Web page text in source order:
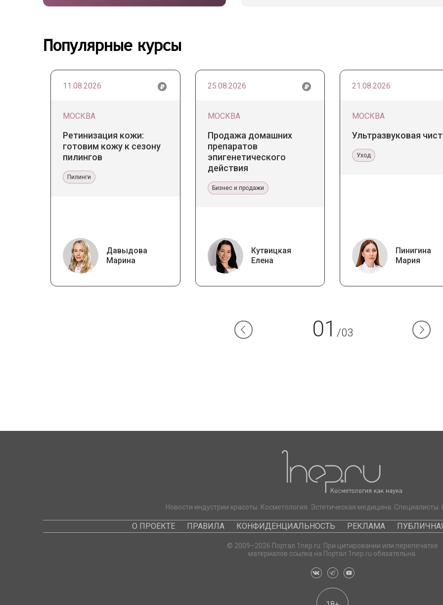
Популярные курсы
11.08.2026
МОСКВА
Ретинизация кожи:
готовим кожу к сезону
пилингов
Пилинги
Давыдова
Марина
25.08.2026
МОСКВА
Продажа домашних
препаратов
эпигенетического
действия
Бизнес и продажи
Кутвицкая
Елена
21.08.2026
МОСКВА
Ультразвуковая
Уход
Пинигина
Мария
01 /03
Новости индустрии красоты. Косметология. Эстетическая медицина.
О ПРОЕКТЕ ПРАВИЛА КОНФИДЕНЦИАЛЬНОСТЬ РЕКЛАМА
© 2009–2026 Портал 1nep.ru. При цитировании или перепечатке
материалов ссылка на Портал 1nep.ru обязательна.